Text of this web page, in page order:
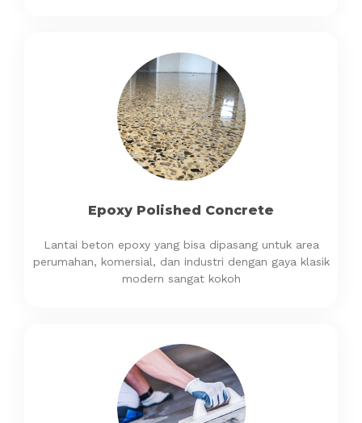
Epoxy Polished Concrete
Lantai beton epoxy yang bisa dipasang untuk area
perumahan, komersial, dan industri dengan gaya klasik
modern sangat kokoh